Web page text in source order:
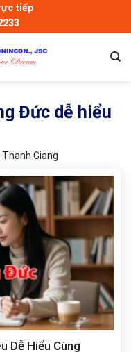
tiếp
Đức dễ hiểu
Giang
Dễ Hiểu Cùng